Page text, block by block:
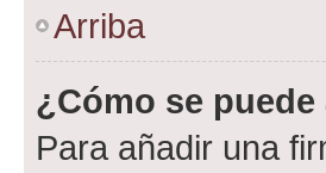
Arriba
¿Cómo se
Para añadir una